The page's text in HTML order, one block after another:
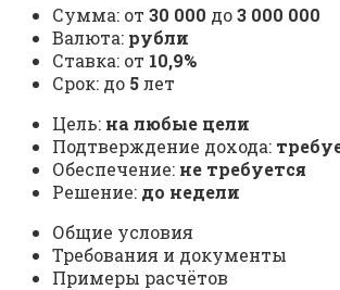
Сумма: от 30 000 до3 000 000
Валюта: рубли
Ставка: от 10,9%
Срок: до 5лет
Цель: на любые цели
Подтверждение дохода:
Обеспечение: не требуется
Решение: до недели
Общие условия
Требования и документы
Примеры расчётов